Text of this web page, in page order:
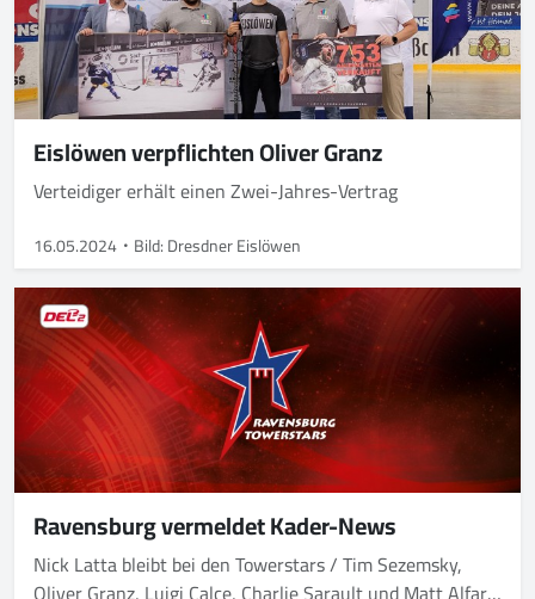
Eislöwen verpflichten Oliver Granz
Verteidiger erhält einen Zwei-Jahres-Vertrag
16.05.2024 Bild: Dresdner Eislöwen
Ravensburg vermeldet Kader-News
Nick Latta bleibt bei den Towerstars / Tim Sezemsky,